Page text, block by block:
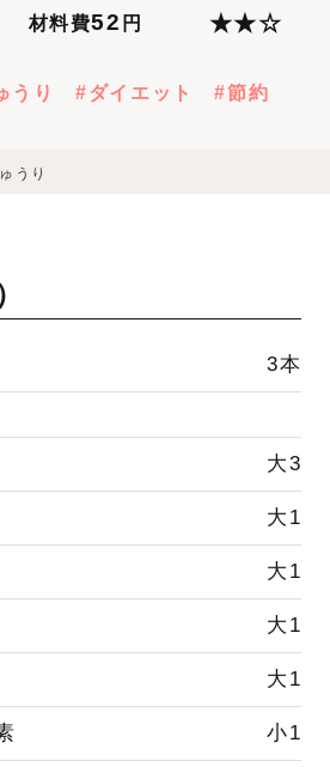
材料費52 円 ★★☆
うり ダイエット 節約
うり
3本
大3
大1
大1
大1
大1
小1